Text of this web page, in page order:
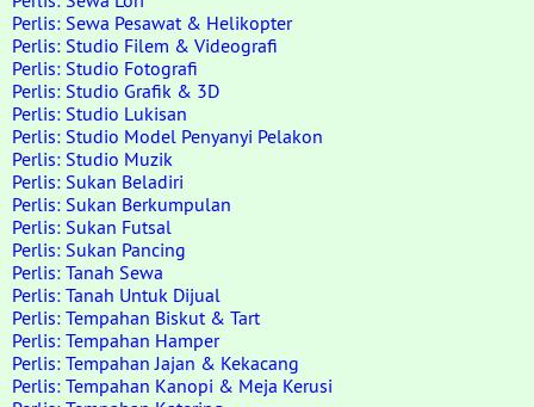
Perlis: Sewa Pesawat & Helikopter
Perlis: Studio Filem & Videografi
Perlis: Studio Fotografi
Perlis: Studio Grafik & 3D
Perlis: Studio Lukisan
Perlis: Studio Model Penyanyi Pelakon
Perlis: Studio Muzik
Perlis: Sukan Beladiri
Perlis: Sukan Berkumpulan
Perlis: Sukan Futsal
Perlis: Sukan Pancing
Perlis: Tanah Sewa
Perlis: Tanah Untuk Dijual
Perlis: Tempahan Biskut & Tart
Perlis: Tempahan Hamper
Perlis: Tempahan Jajan & Kekacang
Perlis: Tempahan Kanopi & Meja Kerusi